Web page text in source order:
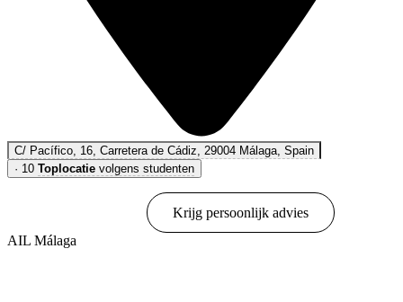
C/ Pacífico, 16, Carretera de Cádiz, 29004 Málaga, Spain
· 10 Toplocatie volgens studenten
Krijg persoonlijk advies
AIL Málaga